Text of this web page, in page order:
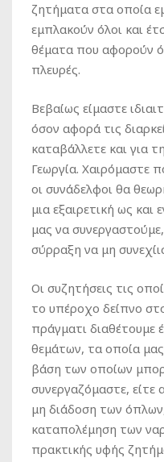
ζητήματα στα οποία
εμπλακούν όλοι και
θέματα που αφορούν
πλευρές.
Βεβαίως είμαστε
όσον αφορά τις
καταβάλλετε και για
Γεωργία. Χαιρόμαστε
οι συνάδελφοι θα
μια εξαιρετική ως και
μας να
σύρραξη να μη
Οι συζητήσεις τις
το υπέροχο δείπνο
πράγματι διαθέτουμε
θεμάτων, τα οποία
βάση των οποίων
συνεργαζόμαστε,
μη διάδοση των
καταπολέμηση των
πρακτικής υφής